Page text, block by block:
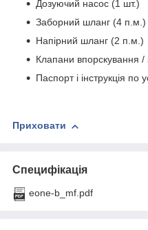
Дозуючий насос (1 шт.)
Заборний шланг (4 п.м.)
Напірний шланг (2 п.м.)
Клапани впорскування
Паспорт і інструкція по
Приховати
Специфікація
eone-b_mf.pdf